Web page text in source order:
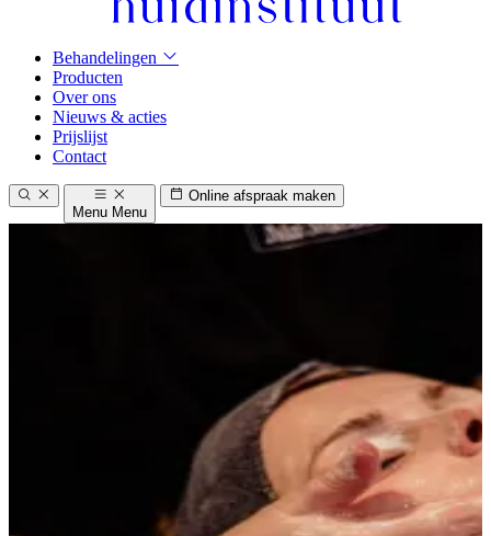
Behandelingen
Producten
Over ons
Nieuws & acties
Prijslijst
Contact
Menu Menu
Online afspraak maken